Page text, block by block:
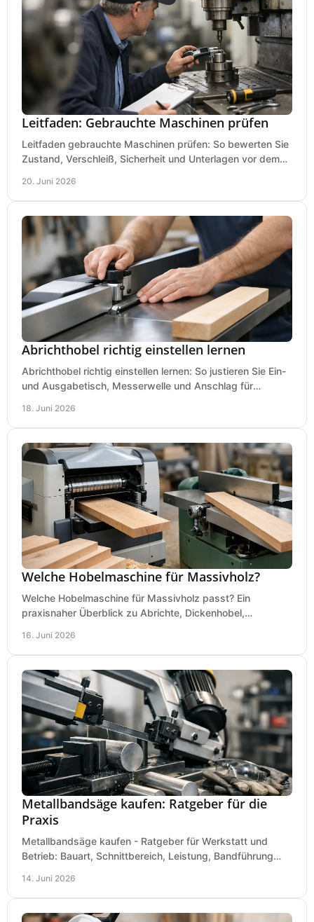
Leitfaden: Gebrauchte Maschinen prüfen
Leitfaden gebrauchte Maschinen prüfen: So bewerten Sie
Zustand, Verschleiß, Sicherheit und Unterlagen vor dem
20. Juni 2026
Abrichthobel richtig einstellen lernen
Abrichthobel richtig einstellen lernen: So justieren Sie Ein-
und Ausgabetisch, Messerwelle und Anschlag für
18. Juni 2026
Welche Hobelmaschine für Massivholz?
Welche Hobelmaschine für Massivholz passt? Ein
praxisnaher Überblick zu Abrichte, Dickenhobel,
16. Juni 2026
Metallbandsäge kaufen: Ratgeber für die
Praxis
Metallbandsäge kaufen - Ratgeber für Werkstatt und
Betrieb: Bauart, Schnittbereich, Leistung, Bandführung
14. Juni 2026